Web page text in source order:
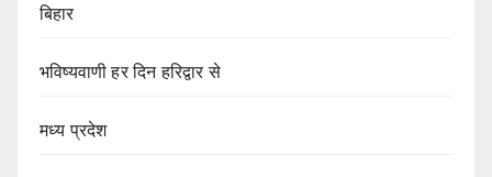
बिहार
भविष्यवाणी हर दिन हरिद्वार से
मध्य प्रदेश